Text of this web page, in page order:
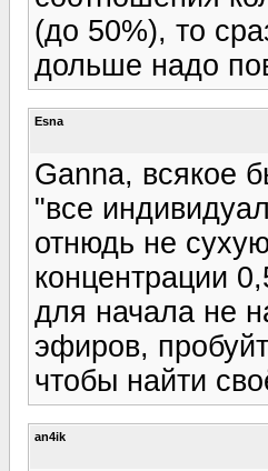
(до 50%), то
дольше надо
Esna
Ganna, всякое
"все
отнюдь не
концентрации
для начала не
эфиров,
чтобы найти
an4ik